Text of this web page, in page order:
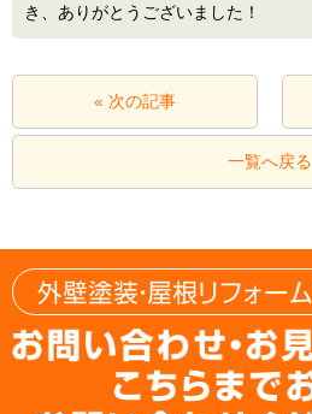
き、ありがとうございました！
« 次の記事
一覧へ戻る